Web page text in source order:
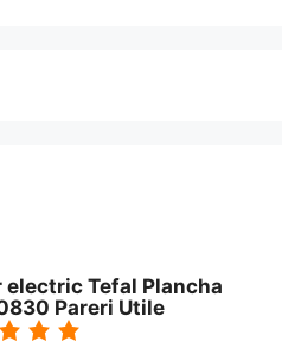
electric Tefal Plancha
Pareri Utile